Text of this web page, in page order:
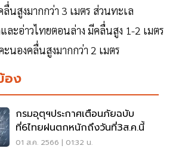
นสูงมากกว่า 3 เมตร ส่วนทะเล
ะอ่าวไทยตอนล่าง มีคลื่นสูง 1-2 เมตร
นองคลื่นสูงมากกว่า 2 เมตร
อง
กรมอุตุฯประกาศเตือนภัยฉบับ
ที่6ไทยฝนตกหนักถึงวันที่3ส.ค.นี้
01 ส.ค. 2566 | 01:32 น.